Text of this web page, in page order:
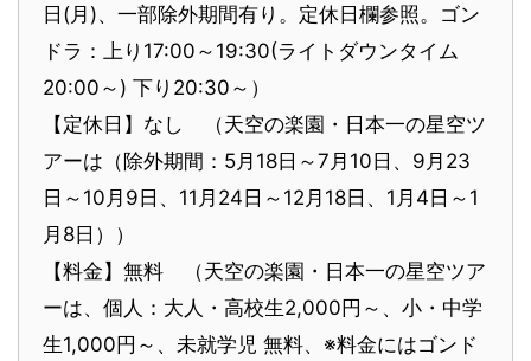
日(月)、一部除外期間有り。定休日欄参照。ゴン
ドラ：上り17:00～19:30(ライトダウンタイム
20:00～) 下り20:30～）
【定休日】なし （天空の楽園・日本一の星空ツ
アーは（除外期間：5月18日～7月10日、9月23
日～10月9日、11月24日～12月18日、1月4日～1
月8日））
【料金】無料 （天空の楽園・日本一の星空ツア
ーは、個人：大人・高校生2,000円～、小・中学
生1,000円～、未就学児 無料、※料金にはゴンド